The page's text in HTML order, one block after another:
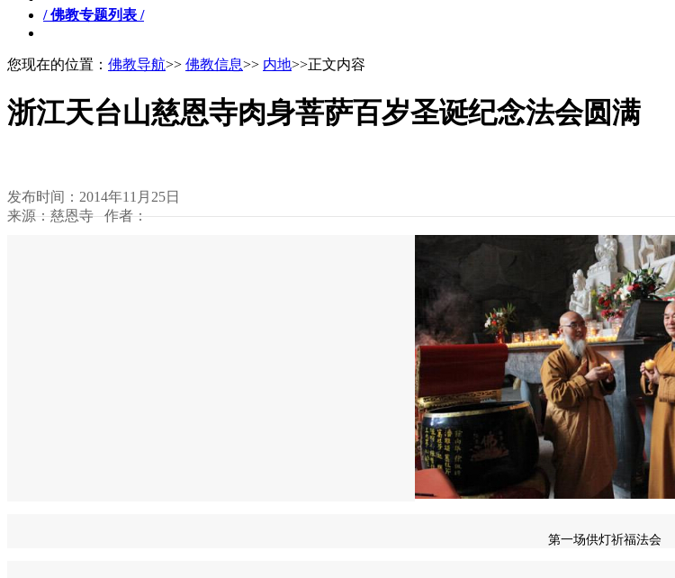
/ 佛教专题列表 /
您现在的位置： 佛教导航>> 佛教信息>> 内地>>正文内容
浙江天台山慈恩寺肉身菩萨百岁圣诞纪念法会圆满
发布时间：2014年11月25日
来源：慈恩寺 作者：
第一场供灯祈福法会